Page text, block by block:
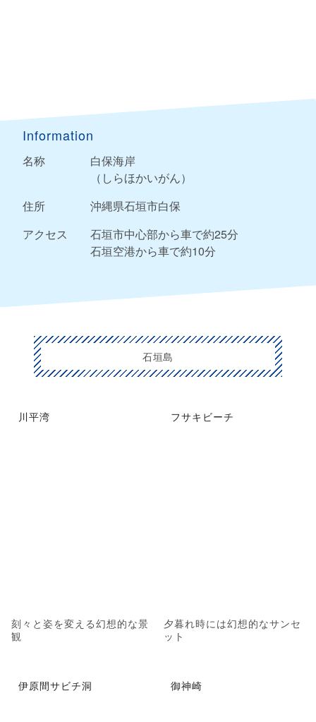
Information
名称
白保海岸
（しらほかいがん）
住所
沖縄県石垣市白保
アクセス
石垣市中心部から車で約25分
石垣空港から車で約10分
石垣島
川平湾
刻々と姿を変える幻想的な景
観
フサキビーチ
夕暮れ時には幻想的なサンセ
ット
伊原間サビチ洞 御神崎